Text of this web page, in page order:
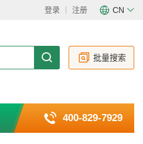
登录 注册 CN
EN
批量搜索
400-829-7929